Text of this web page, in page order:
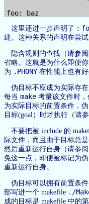
这里还进一步声明了：
建。这种关系的声明在尝
隐含规则的查找（请参阅
省略。这就是为什么即便
为 .PHONY 在性能上也有好
伪目标不应成为实际存
每当 make 考量该文件时
为实际目标的前置条件，
目标(goal）时才执行（请
不要把被 include 的
际文件，而且由于目标总是
然后重新运行自身（请参阅
免这一点，即便被标记为
重新运行自身。
伪目标可以拥有前置条
部写进一个 makefile ./
成的目标是 makefile 中的